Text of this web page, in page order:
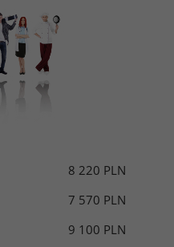
8 220 PLN
7 570 PLN
9 100 PLN